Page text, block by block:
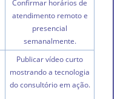
Confirmar horários de
atendimento remoto e
presencial
semanalmente.
Publicar vídeo curto
mostrando a tecnologia
do consultório em ação.